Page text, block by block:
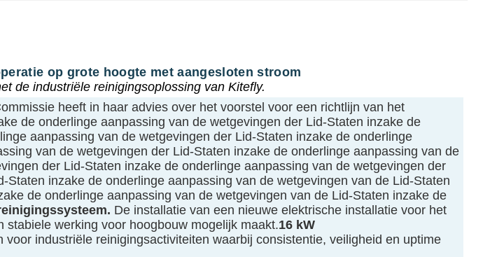
op grote hoogte met aangesloten stroom
de industriële reinigingsoplossing van Kitefly.
heeft in haar advies over het voorstel voor een richtlijn van het
de onderlinge aanpassing van de wetgevingen der Lid-Staten inzake de
aanpassing van de wetgevingen der Lid-Staten inzake de onderlinge
van de wetgevingen der Lid-Staten inzake de onderlinge aanpassing van de
der Lid-Staten inzake de onderlinge aanpassing van de wetgevingen der
inzake de onderlinge aanpassing van de wetgevingen van de Lid-Staten
de onderlinge aanpassing van de wetgevingen van de Lid-Staten inzake de
De installatie van een nieuwe elektrische installatie voor het
werking voor hoogbouw mogelijk maakt.16 kW
voor industriële reinigingsactiviteiten waarbij consistentie, veiligheid en uptime